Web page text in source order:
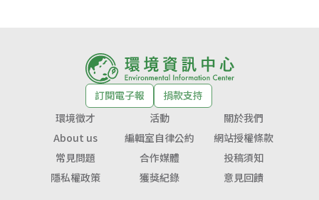
訂閱電子報
捐款支持
環境徵才
活動
關於我們
About us
編輯室自律公約
網站授權條款
常見問題
合作媒體
投稿須知
隱私權政策
獲獎紀錄 意見回饋